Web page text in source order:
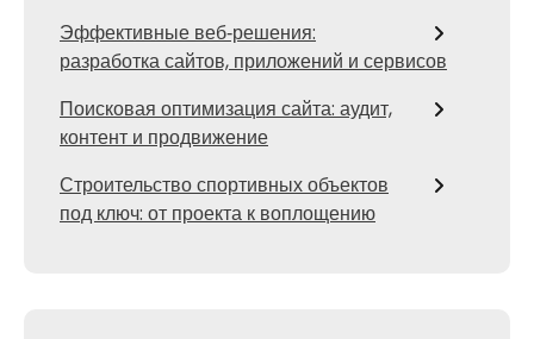
Эффективные веб‑решения:
разработка сайтов, приложений и сервисов
Поисковая оптимизация сайта: аудит,
контент и продвижение
Строительство спортивных объектов
под ключ: от проекта к воплощению